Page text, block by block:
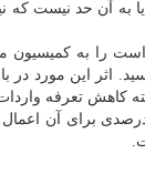
را به كمیسیون
كاهش تعرفه